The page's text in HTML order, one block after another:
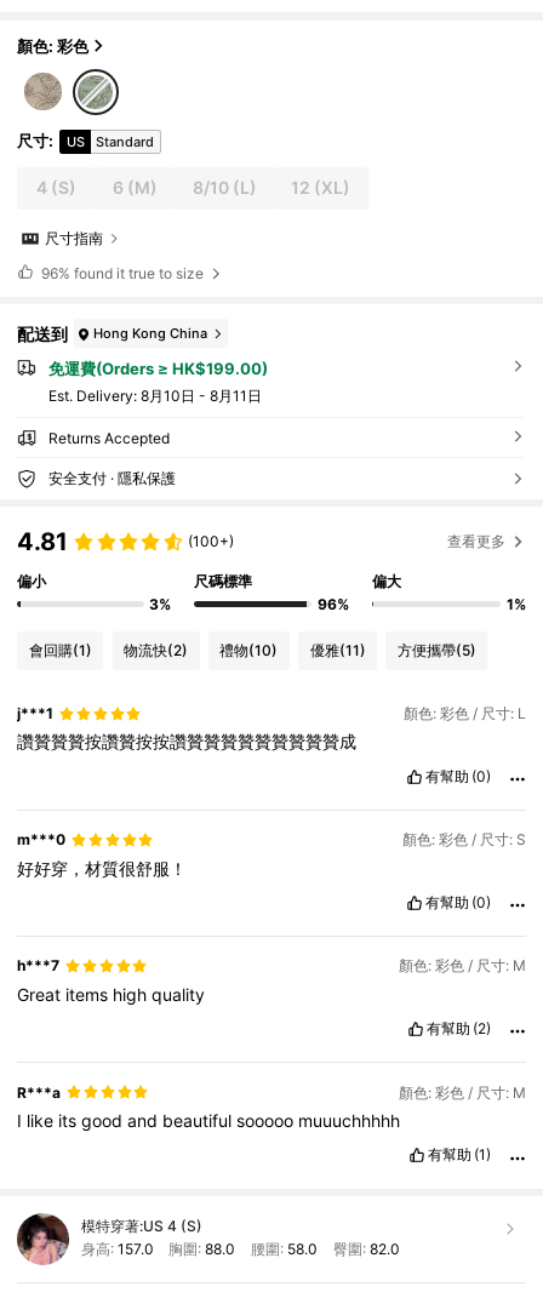
顏色: 彩色
尺寸: US Standard
4 (S) 6 (M) 8/10(L) 12 (XL)
尺寸指南
96% found it true to size
配送到 Hong Kong China
免運費(Orders ≥ HK$199.00)
​Est. Delivery: 8月10日 - 8月11日
Returns Accepted
安全支付 · 隱私保護
4.81 (100+) 查看更多
偏小
3%
尺碼標準
96%
偏大
1%
會回購(1) 物流快(2) 禮物(10) 優雅(11) 方便攜帶(5)
j***1 顏色: 彩色 / 尺寸: L
讚贊贊贊按讚贊按按讚贊贊贊贊贊贊贊贊贊成
有幫助 (0)
m***0 顏色: 彩色 / 尺寸: S
好好穿，材質很舒服！
有幫助 (0)
h***7 顏色: 彩色 / 尺寸: M
Great items highquality
有幫助 (2)
R***a 顏色: 彩色 / 尺寸: M
I like itsgoodand beautifulsooooo muuuchhhhh
有幫助 (1)
模特穿著:US 4 (S)
身高: 157.0 胸圍:88.0 腰圍: 58.0 臀圍: 82.0